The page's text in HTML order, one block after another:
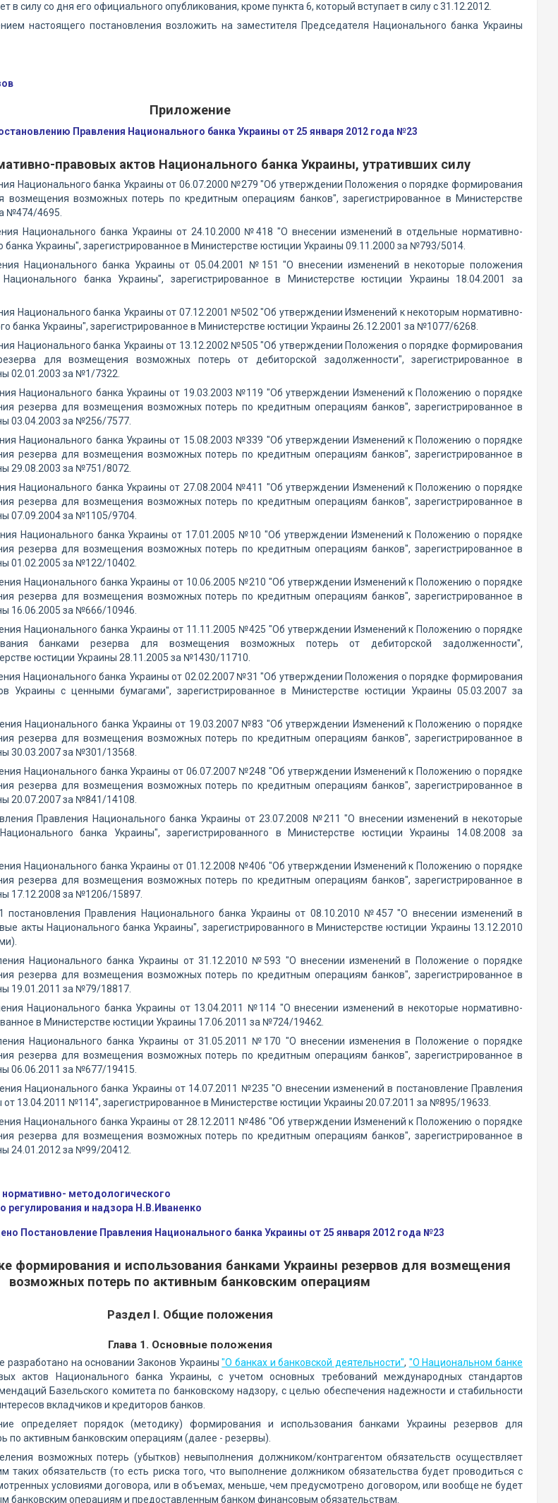
в силу со дня его официального опубликования, кроме пункта 6, который вступает в силу с 31.12.2012.
настоящего постановления возложить на заместителя Председателя Национального банка Украины
Приложение
Правления Национального банка Украины от 25 января 2012 года №23
правовых актов Национального банка Украины, утративших силу
Национального банка Украины от 06.07.2000 №279 "Об утверждении Положения о порядке формирования
возмещения возможных потерь по кредитным операциям банков", зарегистрированное в Министерстве
№474/4695.
Национального банка Украины от 24.10.2000 №418 "О внесении изменений в отдельные нормативно-
Украины", зарегистрированное в Министерстве юстиции Украины 09.11.2000 за №793/5014.
Национального банка Украины от 05.04.2001 №151 "О внесении изменений в некоторые положения
банка Украины", зарегистрированное в Министерстве юстиции Украины 18.04.2001 за
Национального банка Украины от 07.12.2001 №502 "Об утверждении Изменений к некоторым нормативно-
банка Украины", зарегистрированное в Министерстве юстиции Украины 26.12.2001 за №1077/6268.
Национального банка Украины от 13.12.2002 №505 "Об утверждении Положения о порядке формирования
для возмещения возможных потерь от дебиторской задолженности", зарегистрированное в
02.01.2003 за №1/7322.
Национального банка Украины от 19.03.2003 №119 "Об утверждении Изменений к Положению о порядке
резерва для возмещения возможных потерь по кредитным операциям банков", зарегистрированное в
03.04.2003 за №256/7577.
Национального банка Украины от 15.08.2003 №339 "Об утверждении Изменений к Положению о порядке
резерва для возмещения возможных потерь по кредитным операциям банков", зарегистрированное в
29.08.2003 за №751/8072.
Национального банка Украины от 27.08.2004 №411 "Об утверждении Изменений к Положению о порядке
резерва для возмещения возможных потерь по кредитным операциям банков", зарегистрированное в
07.09.2004 за №1105/9704.
Национального банка Украины от 17.01.2005 №10 "Об утверждении Изменений к Положению о порядке
резерва для возмещения возможных потерь по кредитным операциям банков", зарегистрированное в
01.02.2005 за №122/10402.
Национального банка Украины от 10.06.2005 №210 "Об утверждении Изменений к Положению о порядке
резерва для возмещения возможных потерь по кредитным операциям банков", зарегистрированное в
16.06.2005 за №666/10946.
Национального банка Украины от 11.11.2005 №425 "Об утверждении Изменений к Положению о порядке
банками резерва для возмещения возможных потерь от дебиторской задолженности",
юстиции Украины 28.11.2005 за №1430/11710.
Национального банка Украины от 02.02.2007 №31 "Об утверждении Положения о порядке формирования
Украины с ценными бумагами", зарегистрированное в Министерстве юстиции Украины 05.03.2007 за
Национального банка Украины от 19.03.2007 №83 "Об утверждении Изменений к Положению о порядке
резерва для возмещения возможных потерь по кредитным операциям банков", зарегистрированное в
30.03.2007 за №301/13568.
Национального банка Украины от 06.07.2007 №248 "Об утверждении Изменений к Положению о порядке
резерва для возмещения возможных потерь по кредитным операциям банков", зарегистрированное в
20.07.2007 за №841/14108.
Правления Национального банка Украины от 23.07.2008 №211 "О внесении изменений в некоторые
банка Украины", зарегистрированного в Министерстве юстиции Украины 14.08.2008 за
Национального банка Украины от 01.12.2008 №406 "Об утверждении Изменений к Положению о порядке
резерва для возмещения возможных потерь по кредитным операциям банков", зарегистрированное в
17.12.2008 за №1206/15897.
постановления Правления Национального банка Украины от 08.10.2010 №457 "О внесении изменений в
акты Национального банка Украины", зарегистрированного в Министерстве юстиции Украины 13.12.2010
Национального банка Украины от 31.12.2010 №593 "О внесении изменений в Положение о порядке
резерва для возмещения возможных потерь по кредитным операциям банков", зарегистрированное в
19.01.2011 за №79/18817.
Национального банка Украины от 13.04.2011 №114 "О внесении изменений в некоторые нормативно-
в Министерстве юстиции Украины 17.06.2011 за №724/19462.
Национального банка Украины от 31.05.2011 №170 "О внесении изменения в Положение о порядке
резерва для возмещения возможных потерь по кредитным операциям банков", зарегистрированное в
06.06.2011 за №677/19415.
Национального банка Украины от 14.07.2011 №235 "О внесении изменений в постановление Правления
13.04.2011 №114", зарегистрированное в Министерстве юстиции Украины 20.07.2011 за №895/19633.
Национального банка Украины от 28.12.2011 №486 "Об утверждении Изменений к Положению о порядке
резерва для возмещения возможных потерь по кредитным операциям банков", зарегистрированное в
24.01.2012 за №99/20412.
методологического
регулирования и надзора Н.В.Иваненко
Постановление Правления Национального банка Украины от 25 января 2012 года №23
формирования и использования банками Украины резервов для возмещения
возможных потерь по активным банковским операциям
Раздел I. Общие положения
Глава 1. Основные положения
разработано на основании Законов Украины"О банках и банковской деятельности", "О Национальном банке
актов Национального банка Украины, с учетом основных требований международных стандартов
Базельского комитета по банковскому надзору, с целью обеспечения надежности и стабильности
вкладчиков и кредиторов банков.
определяет порядок (методику) формирования и использования банками Украины резервов для
по активным банковским операциям (далее - резервы).
возможных потерь (убытков) невыполнения должником/контрагентом обязательств осуществляет
таких обязательств (то есть риска того, что выполнение должником обязательства будет проводиться с
условиями договора, или в объемах, меньше, чем предусмотрено договором, или вообще не будет
банковским операциям и предоставленным банком финансовым обязательствам.